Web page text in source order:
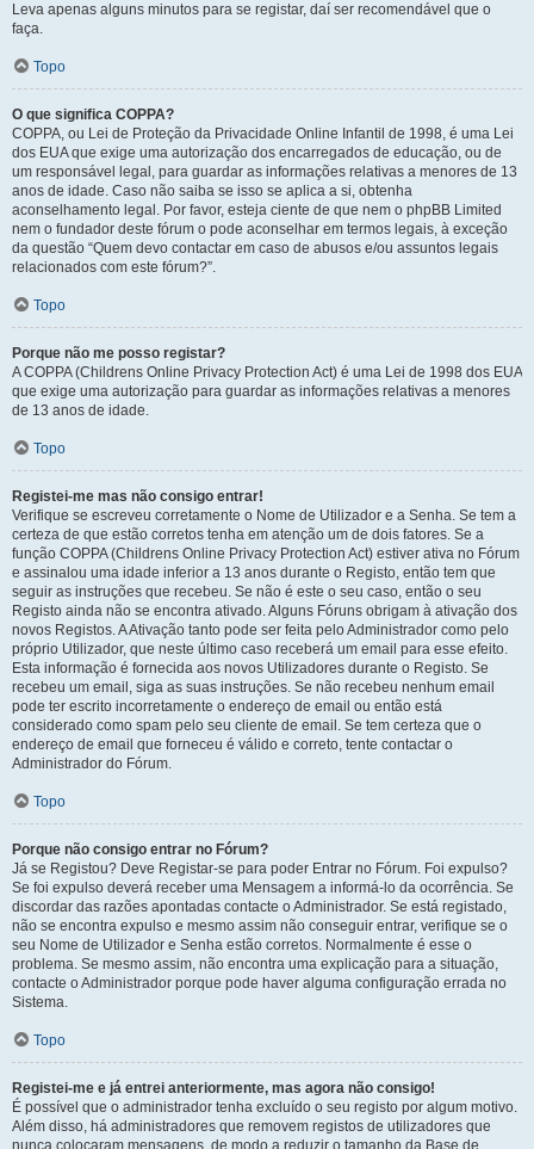
Leva apenas alguns minutos para se registar, daí ser recomendável que o
faça.
Topo
O que significa COPPA?
COPPA, ou Lei de Proteção da Privacidade Online Infantil de 1998, é uma Lei
dos EUA que exige uma autorização dos encarregados de educação, ou de
um responsável legal, para guardar as informações relativas a menores de 13
anos de idade. Caso não saiba se isso se aplica a si, obtenha
aconselhamento legal. Por favor, esteja ciente de que nem o phpBB Limited
nem o fundador deste fórum o pode aconselhar em termos legais, à exceção
da questão “Quem devo contactar em caso de abusos e/ou assuntos legais
relacionados com este fórum?”.
Topo
Porque não me posso registar?
A COPPA (Childrens Online Privacy Protection Act) é uma Lei de 1998 dos EUA
que exige uma autorização para guardar as informações relativas a menores
de 13 anos de idade.
Topo
Registei-me mas não consigo entrar!
Verifique se escreveu corretamente o Nome de Utilizador e a Senha. Se tem a
certeza de que estão corretos tenha em atenção um de dois fatores. Se a
função COPPA (Childrens Online Privacy Protection Act) estiver ativa no Fórum
e assinalou uma idade inferior a 13 anos durante o Registo, então tem que
seguir as instruções que recebeu. Se não é este o seu caso, então o seu
Registo ainda não se encontra ativado. Alguns Fóruns obrigam à ativação dos
novos Registos. A Ativação tanto pode ser feita pelo Administrador como pelo
próprio Utilizador, que neste último caso receberá um email para esse efeito.
Esta informação é fornecida aos novos Utilizadores durante o Registo. Se
recebeu um email, siga as suas instruções. Se não recebeu nenhum email
pode ter escrito incorretamente o endereço de email ou então está
considerado como spam pelo seu cliente de email. Se tem certeza que o
endereço de email que forneceu é válido e correto, tente contactar o
Administrador do Fórum.
Topo
Porque não consigo entrar no Fórum?
Já se Registou? Deve Registar-se para poder Entrar no Fórum. Foi expulso?
Se foi expulso deverá receber uma Mensagem a informá-lo da ocorrência. Se
discordar das razões apontadas contacte o Administrador. Se está registado,
não se encontra expulso e mesmo assim não conseguir entrar, verifique se o
seu Nome de Utilizador e Senha estão corretos. Normalmente é esse o
problema. Se mesmo assim, não encontra uma explicação para a situação,
contacte o Administrador porque pode haver alguma configuração errada no
Sistema.
Topo
Registei-me e já entrei anteriormente, mas agora não consigo!
É possível que o administrador tenha excluído o seu registo por algum motivo.
Além disso, há administradores que removem registos de utilizadores que
nunca colocaram mensagens, de modo a reduzir o tamanho da Base de